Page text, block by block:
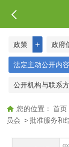
＋
政策 政府
法定主动公开内容
公开机构与联系
您的位置： 首页
员会 > 批准服务和